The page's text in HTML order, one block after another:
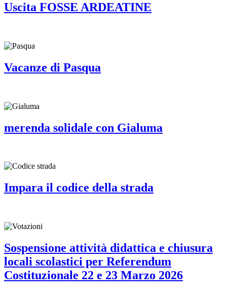
Uscita FOSSE ARDEATINE
Vacanze di Pasqua
merenda solidale con Gialuma
Impara il codice della strada
Sospensione attività didattica e chiusura
locali scolastici per Referendum
Costituzionale 22 e 23 Marzo 2026